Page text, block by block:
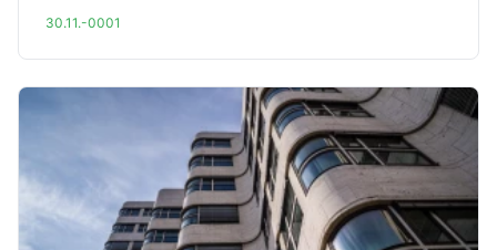
30.11.-0001